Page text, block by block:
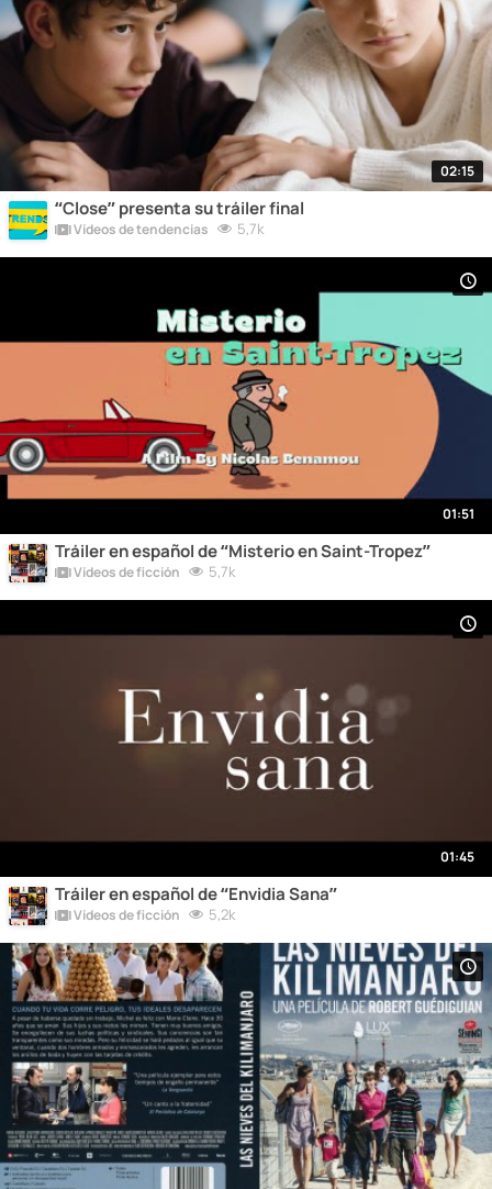
02:15
“Close” presenta su tráiler final
Vídeos de tendencias 5,7k
01:51
Tráiler en español de “Misterio en Saint-Tropez”
Vídeos de ficción 5,7k
01:45
Tráiler en español de “Envidia Sana”
Vídeos de ficción 5,2k